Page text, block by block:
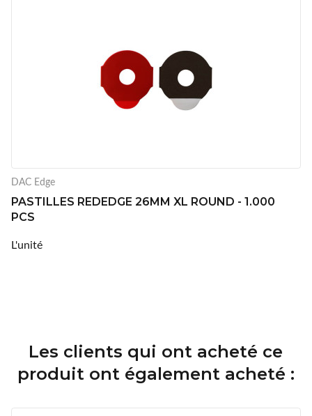
DAC Edge
PASTILLES REDEDGE 26MM XL ROUND - 1.000
PCS
L'unité
Les clients qui ont acheté ce
produit ont également acheté :